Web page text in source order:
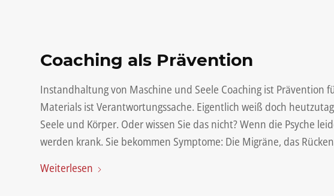
Coaching als Prävention
Instandhaltung von Maschine und Seele Coaching ist Prävention
Materials ist Verantwortungssache. Eigentlich weiß doch
Seele und Körper. Oder wissen Sie das nicht? Wenn die Psyche
werden krank. Sie bekommen Symptome: Die Migräne, das
Weiterlesen